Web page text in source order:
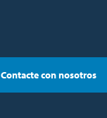
Contacte con nosotros